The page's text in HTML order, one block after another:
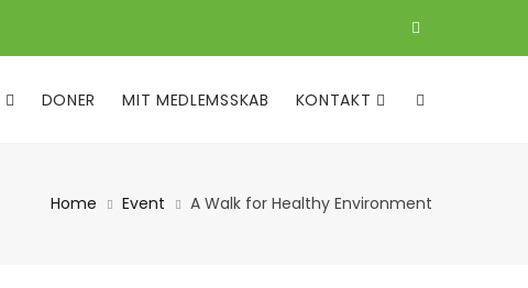
DONER MIT MEDLEMSSKAB KONTAKT
Home Event A Walk for Healthy Environment